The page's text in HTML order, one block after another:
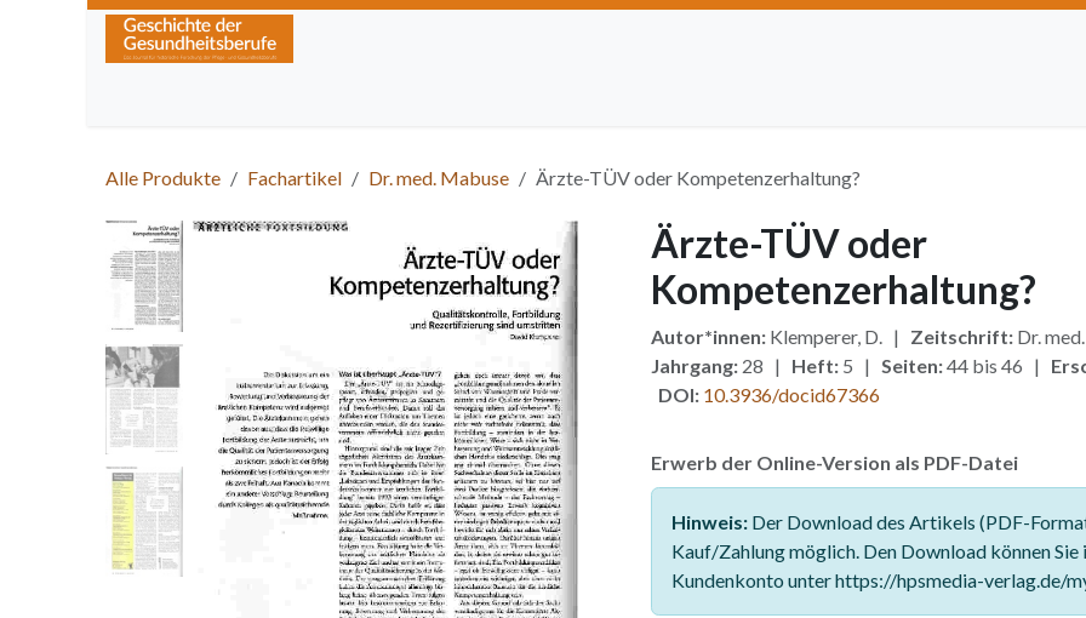
Zum Inhalt springen
Alle Produkte Fachartikel Dr. med. Mabuse Ärzte-TÜV oder Kompetenzerhaltung?
Ärzte-TÜV oder
Kompetenzerhaltung?
Autor*innen:Klemperer, D. | Zeitschrift:Dr.
Jahrgang:28 | Heft:5 | Seiten:44 bis 46 |
DOI: 10.3936/docid67366
Erwerb der Online-Version als PDF-Datei
Hinweis:Der Download des Artikels (PDF-
Kauf/Zahlung möglich. Den Download können Sie
Kundenkonto unter https://hpsmedia-verlag.de/